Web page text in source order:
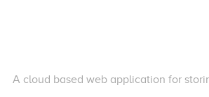
A cloud based web application for